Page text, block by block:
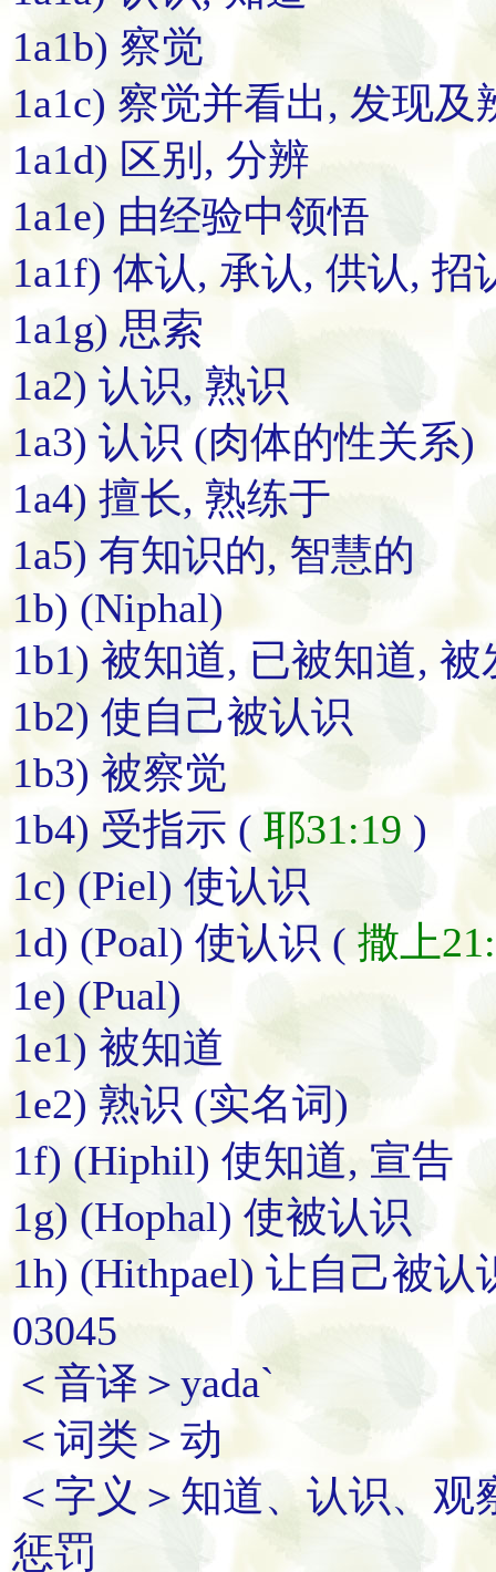
1a1b) 察觉
1a1c) 察觉并看出, 发现及
1a1d) 区别, 分辨
1a1e) 由经验中领悟
1a1f) 体认, 承认, 供认, 招
1a1g) 思索
1a2) 认识, 熟识
1a3) 认识 (肉体的性关系)
1a4) 擅长, 熟练于
1a5) 有知识的, 智慧的
1b) (Niphal)
1b1) 被知道, 已被知道, 被
1b2) 使自己被认识
1b3) 被察觉
1b4) 受指示 ( 耶31:19 )
1c) (Piel) 使认识
1d) (Poal) 使认识 ( 撒上
1e) (Pual)
1e1) 被知道
1e2) 熟识 (实名词)
1f) (Hiphil) 使知道, 宣告
1g) (Hophal) 使被认识
1h) (Hithpael) 让自己被认
03045
＜音译＞yada`
＜词类＞动
＜字义＞知道、认识、
惩罚